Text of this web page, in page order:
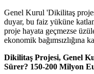
Genel Kurul 'Dikilitaş
duyar, bu faiz yüküne
proje hayata geçmezse
ekonomik bağımsızlığına
Dikilitaş Projesi, Genel
Sürer? 150-200 Milyon